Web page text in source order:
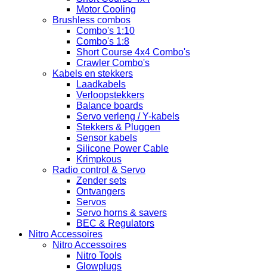
Motor Cooling
Brushless combos
Combo's 1:10
Combo's 1:8
Short Course 4x4 Combo's
Crawler Combo's
Kabels en stekkers
Laadkabels
Verloopstekkers
Balance boards
Servo verleng / Y-kabels
Stekkers & Pluggen
Sensor kabels
Silicone Power Cable
Krimpkous
Radio control & Servo
Zender sets
Ontvangers
Servos
Servo horns & savers
BEC & Regulators
Nitro Accessoires
Nitro Accessoires
Nitro Tools
Glowplugs